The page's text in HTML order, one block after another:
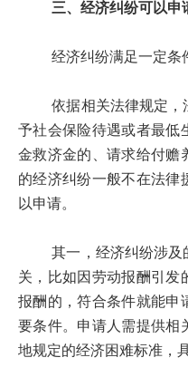
三、经济纠纷可以申
经济纠纷满足一定条件
依据相关法律规定，
予社会保险待遇或者最低
金救济金的、请求给付赡
的经济纠纷一般不在法律
以申请。
其一，经济纠纷涉及的
关，比如因劳动报酬引发
报酬的，符合条件就能申
要条件。申请人需提供相
地规定的经济困难标准，